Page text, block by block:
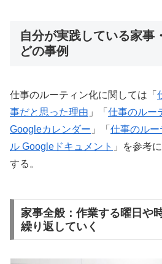
自分が実践している家事
どの事例
仕事のルーティン化に関しては「
事だと思った理由 」「 仕事のルー
Googleカレンダー 」「 仕事のル
ル Googleドキュメント 」を参考
する。
家事全般：作業する曜日や
繰り返していく